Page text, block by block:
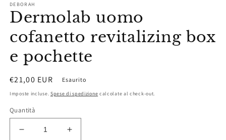
multimediali
1
in
modale
DEBORAH
Dermolab uomo
cofanetto revitalizing box
e pochette
Prezzo
di
€21,00 EUR Esaurito
Imposte incluse. Spese di spedizione calcolate al check-out.
Quantità
Diminuisci
Aumenta